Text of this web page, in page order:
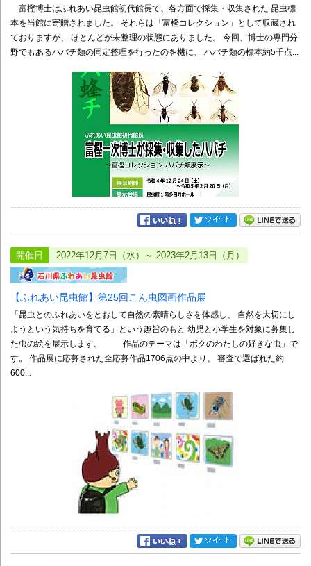
富樫博士はふれあい昆虫館初代館長で、各方面で採集・収集された 昆虫標
本を当館に寄贈されました。 それらは「富樫コレクション」として収蔵され
ておりますが、 ほとんどが未整理の状態にありました。 今回、博士の専門分
野でもあるハバチ類の同定整理を行ったのを機に、 ハバチ類の標本約5千点...
開催日 2022年12月7日（水）～ 2023年2月13日（月）
【ふれあい昆虫館】第25回こん虫図画作品展
「昆虫とのふれあいをとおして自然の素晴らしさを体感し、 自然を大切にし
ようという気持ちを育てる」という趣旨のもと 幼児と小学生を対象に募集し
た虫の絵を展示します。 作品のテーマは「ボクのわたしの好きな虫」で
す。 作品展に応募された全応募作品1706点の中より、 審査で選ばれた約
600...